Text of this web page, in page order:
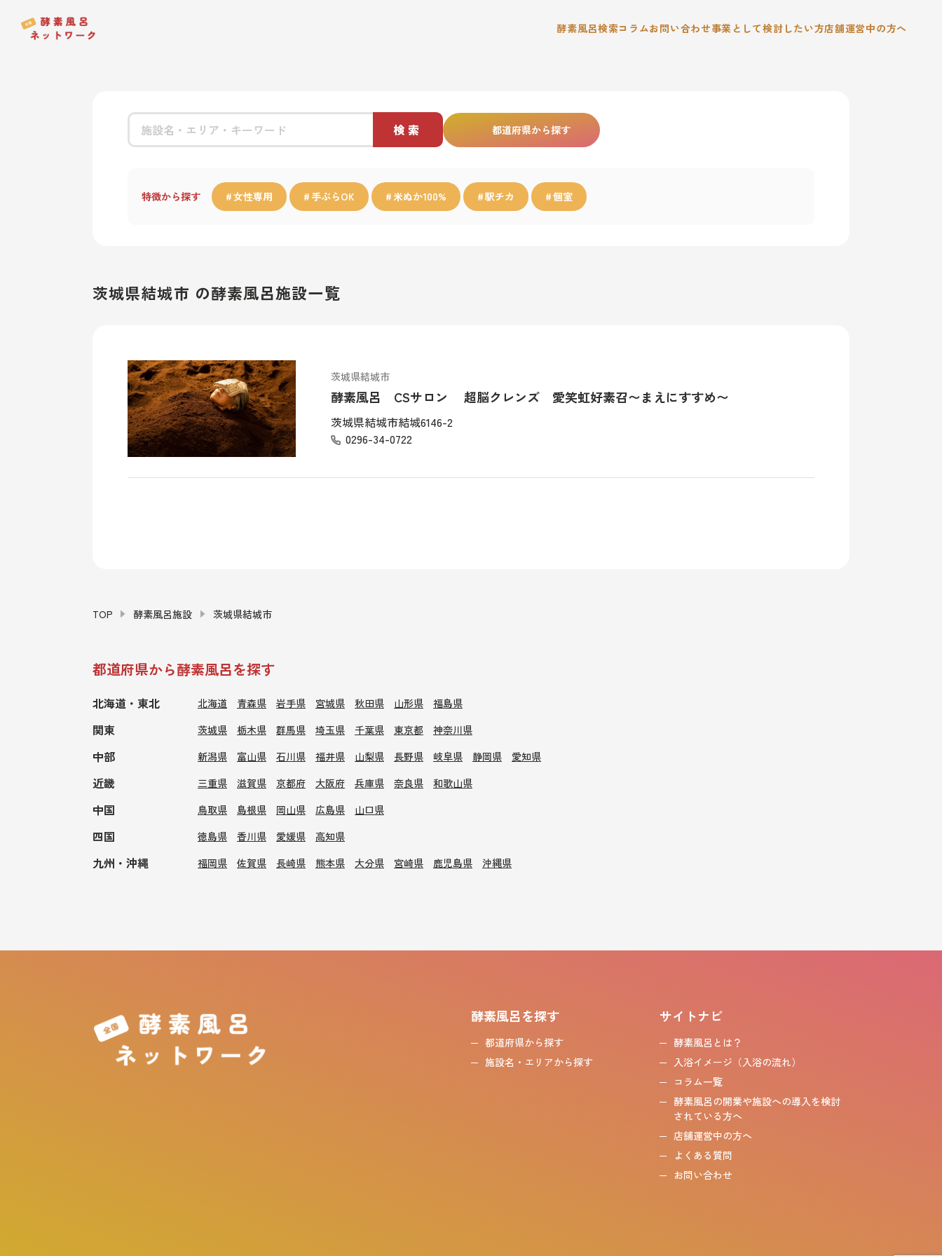
酵素風呂検索コラムお問い合わせ事業として検討したい方店舗運営中の方へ
検索 都道府県から探す
特徴から探す 女性専用 手ぶらOK 米ぬか100% 駅チカ 個室
茨城県結城市 の酵素風呂施設一覧
茨城県結城市
酵素風呂 CSサロン 超脳クレンズ 愛笑虹好素召〜まえにすすめ〜
茨城県結城市結城6146-2
0296-34-0722
TOP 酵素風呂施設 茨城県結城市
都道府県から酵素風呂を探す
北海道・東北 北海道 青森県 岩手県 宮城県 秋田県 山形県 福島県
関東 茨城県 栃木県 群馬県 埼玉県 千葉県 東京都 神奈川県
中部 新潟県 富山県 石川県 福井県 山梨県 長野県 岐阜県 静岡県 愛知県
近畿 三重県 滋賀県 京都府 大阪府 兵庫県 奈良県 和歌山県
中国 鳥取県 島根県 岡山県 広島県 山口県
四国 徳島県 香川県 愛媛県 高知県
九州・沖縄 福岡県 佐賀県 長崎県 熊本県 大分県 宮崎県 鹿児島県 沖縄県
酵素風呂を探す
都道府県から探す
施設名・エリアから探す
サイトナビ
酵素風呂とは？
入浴イメージ（入浴の流れ）
コラム一覧
酵素風呂の開業や施設への導入を検討
されている方へ
店舗運営中の方へ
よくある質問
お問い合わせ